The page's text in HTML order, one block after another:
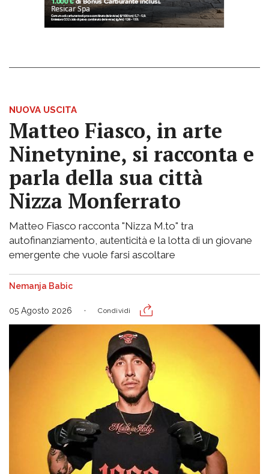
NUOVA USCITA
Matteo Fiasco, in arte
Ninetynine, si racconta e
parla della sua città
Nizza Monferrato
Matteo Fiasco racconta "Nizza M.to" tra
autofinanziamento, autenticità e la lotta di un giovane
emergente che vuole farsi ascoltare
Nemanja Babic
05 Agosto 2026 Condividi